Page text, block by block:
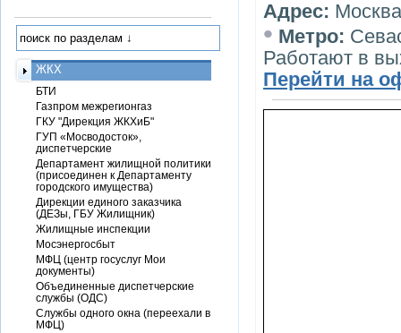
Адрес:
• Метро:
Работают в
Перейти на
ЖКХ
БТИ
Газпром межрегионгаз
ГКУ "Дирекция ЖКХиБ"
ГУП «Мосводосток»,
диспетчерские
Департамент жилищной политики
(присоединен к Департаменту
городского имущества)
Дирекции единого заказчика
(ДЕЗы, ГБУ Жилищник)
Жилищные инспекции
Мосэнергосбыт
МФЦ (центр госуслуг Мои
документы)
Объединенные диспетчерские
службы (ОДС)
Службы одного окна (переехали в
МФЦ)